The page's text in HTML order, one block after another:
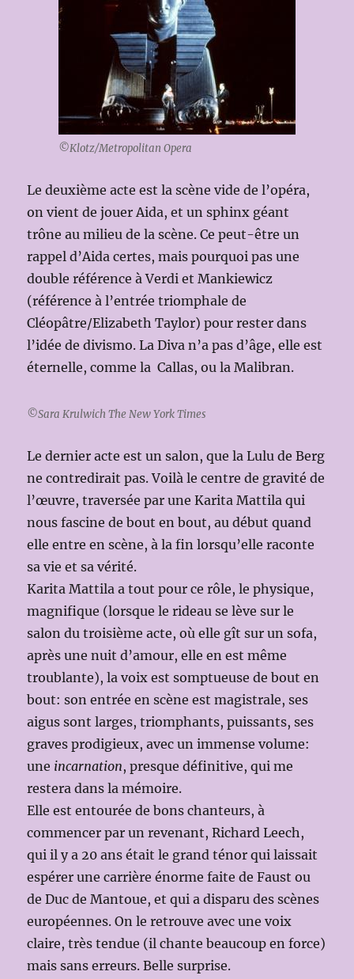
©Klotz/Metropolitan Opera
Le deuxième acte est la scène vide de l’opéra,
on vient de jouer Aida, et un sphinx géant
trône au milieu de la scène. Ce peut-être un
rappel d’Aida certes, mais pourquoi pas une
double référence à Verdi et Mankiewicz
(référence à l’entrée triomphale de
Cléopâtre/Elizabeth Taylor) pour rester dans
l’idée de divismo. La Diva n’a pas d’âge, elle est
éternelle, comme la Callas, ou la Malibran.
©Sara Krulwich The New York Times
Le dernier acte est un salon, que la Lulu de Berg
ne contredirait pas. Voilà le centre de gravité de
l’œuvre, traversée par une Karita Mattila qui
nous fascine de bout en bout, au début quand
elle entre en scène, à la fin lorsqu’elle raconte
sa vie et sa vérité.
Karita Mattila a tout pour ce rôle, le physique,
magnifique (lorsque le rideau se lève sur le
salon du troisième acte, où elle gît sur un sofa,
après une nuit d’amour, elle en est même
troublante), la voix est somptueuse de bout en
bout: son entrée en scène est magistrale, ses
aigus sont larges, triomphants, puissants, ses
graves prodigieux, avec un immense volume:
une incarnation, presque définitive, qui me
restera dans la mémoire.
Elle est entourée de bons chanteurs, à
commencer par un revenant, Richard Leech,
qui il y a 20 ans était le grand ténor qui laissait
espérer une carrière énorme faite de Faust ou
de Duc de Mantoue, et qui a disparu des scènes
européennes. On le retrouve avec une voix
claire, très tendue (il chante beaucoup en force)
mais sans erreurs. Belle surprise.